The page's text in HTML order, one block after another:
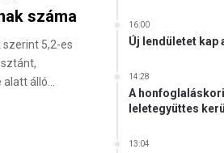
száma
szerint 5,2-es
álló…
16:00
Új lendületet kap
14:28
A
leletegyüttes
13:04